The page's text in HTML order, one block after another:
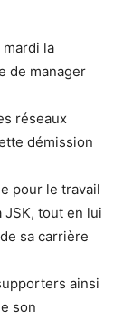
mardi la
de manager
réseaux
démission
pour le travail
JSK, tout en lui
sa carrière
ainsi
son